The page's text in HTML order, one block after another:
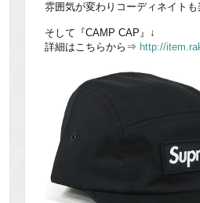
雰囲気が変わりコーディネイトも
そして『CAMP CAP』↓
詳細はこちらから⇒ http://